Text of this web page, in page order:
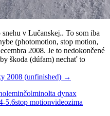
v Lučanskej.. To som iba
(photomotion, stop motion,
2008. Je to nedokončené
škoda (dúfam) nechať to
2008 (unfinished) →
minčolminolta dynax
5.6stop motionvideozima